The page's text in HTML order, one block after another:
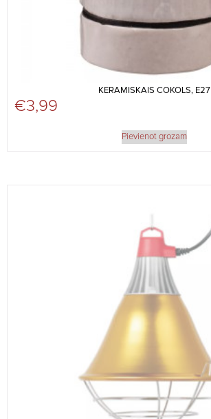
KERAMISKAIS COKOLS, E27
€3,99
Pievienot grozam